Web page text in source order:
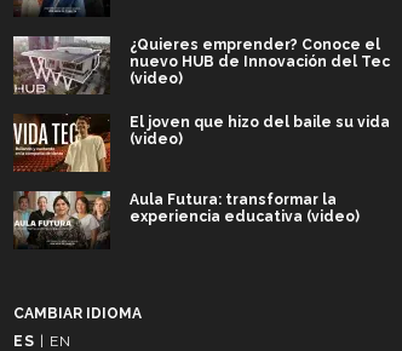
¿Quieres emprender? Conoce el
nuevo HUB de Innovación del Tec
(video)
El joven que hizo del baile su vida
(video)
Aula Futura: transformar la
experiencia educativa (video)
CAMBIAR IDIOMA
ES | EN